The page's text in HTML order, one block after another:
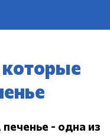
- одна из